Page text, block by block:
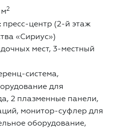
2
пресс-центр (2-й этаж
«Сириус»)
мест, 3-местный
система,
для
2 плазменные панели,
монитор-суфлер для
оборудование,